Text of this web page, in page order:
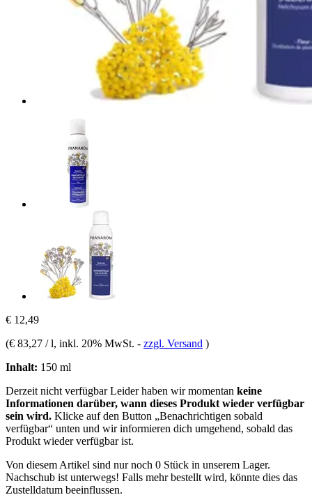
€ 12,49
(€ 83,27 / l, inkl. 20% MwSt. - zzgl. Versand )
Inhalt: 150 ml
Derzeit nicht verfügbarLeider haben wir momentan keine
Informationen darüber, wann dieses Produkt wieder verfügbar
sein wird. Klicke auf den Button „Benachrichtigen sobald
verfügbar“ unten und wir informieren dich umgehend, sobald das
Produkt wieder verfügbar ist.
Von diesem Artikel sind nur noch 0 Stück in unserem Lager.
Nachschub ist unterwegs! Falls mehr bestellt wird, könnte dies das
Zustelldatum beeinflussen.